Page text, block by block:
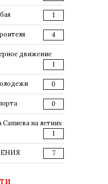
1
4
движение
1
0
0
Сапиева на летних
1
7